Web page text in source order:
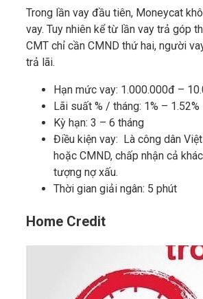
Trong lần vay đầu tiên, Moneycat
vay. Tuy nhiên kể từ lần vay trả góp
CMT chỉ cần CMND thứ hai, người
trả lãi.
Hạn mức vay: 1.000.000đ –
Lãi suất % / tháng: 1% – 1.52%
Kỳ hạn: 3 – 6 tháng
Điều kiện vay: Là công dân
hoặc CMND, chấp nhận cả
tượng nợ xấu.
Thời gian giải ngân: 5 phút
Home Credit